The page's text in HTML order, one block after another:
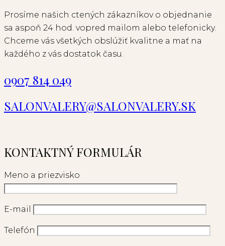
Prosíme našich ctených zákazníkov o objednanie
sa aspoň 24 hod. vopred mailom alebo telefonicky.
Chceme vás všetkých obslúžiť kvalitne a mať na
každého z vás dostatok času.
0907 814 049
SALONVALERY@SALONVALERY.SK
KONTAKTNÝ FORMULÁR
Meno a priezvisko
E-mail
Telefón